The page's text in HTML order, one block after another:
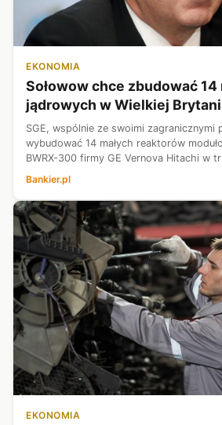
EKONOMIA
Sołowow chce zbudować
jądrowych w Wielkiej
SGE, wspólnie ze swoimi zagranicznymi
wybudować 14 małych reaktorów
BWRX-300 firmy GE Vernova Hitachi w
Sołowowa w komunikacie...
Bankier.pl
EKONOMIA